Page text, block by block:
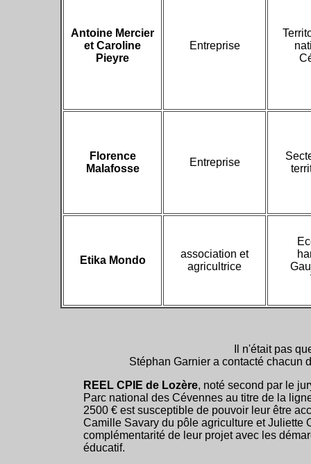
Antoine Mercier
et Caroline
Pieyre
Entreprise
T
Florence
Malafosse
Entreprise
S
Etika Mondo
association et
agricultrice
l n'était pas
Stéphan Garnier a contacté chacun
REEL CPIE de Lozère, noté second par le
Parc national des Cévennes au titre de la
2500 € est susceptible de pouvoir leur être
Camille Savary du pôle agriculture et Juliette
complémentarité de leur projet avec les
éducatif.